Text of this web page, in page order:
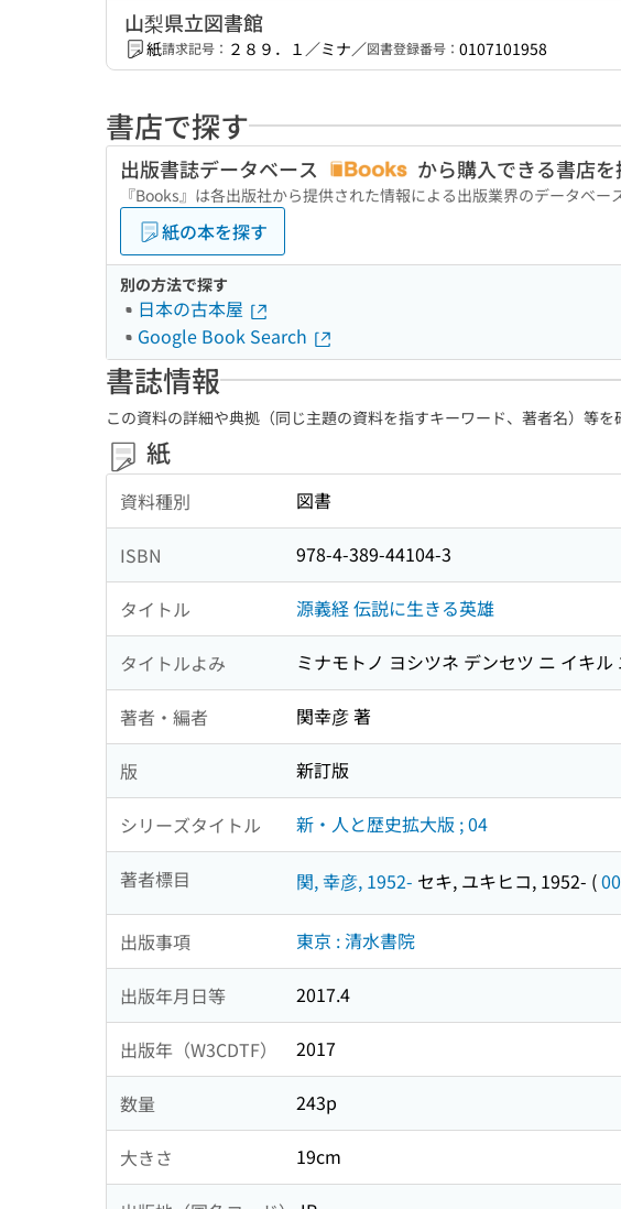
山梨県立図書館
紙請求記号： ２８９．１／ミナ／図書登録番号： 0107101958
書店で探す
出版書誌データベース から購入できる書店を
『Books』は各出版社から提供された情報による出版業界のデータベ
紙の本を探す
別の方法で探す
日本の古本屋
Google Book Search
書誌情報
この資料の詳細や典拠（同じ主題の資料を指すキーワード、著者名）等を
紙
資料種別 図書
ISBN 978-4-389-44104-3
タイトル 源義経 伝説に生きる英雄
タイトルよみ ミナモトノ ヨシツネ デンセツ ニ イキル
著者・編者 関幸彦 著
版 新訂版
シリーズタイトル 新・人と歴史拡大版 ; 04
著者標目 関, 幸彦, 1952- セキ, ユキヒコ, 1952- (
出版事項 東京 : 清水書院
出版年月日等 2017.4
出版年（W3CDTF） 2017
数量 243p
大きさ 19cm